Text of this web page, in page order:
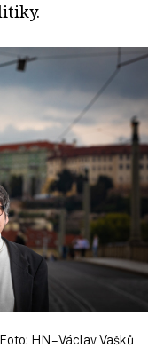
Foto: HN – Václav Vašků